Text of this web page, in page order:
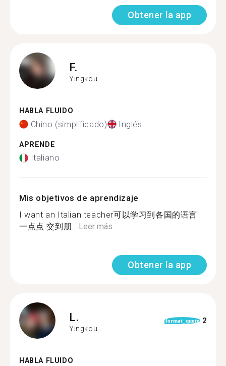
Obtener la app
F.
Yingkou
HABLA FLUIDO
Chino (simplificado) Inglés
APRENDE
Italiano
Mis objetivos de aprendizaje
I want an Italian teacher可以学习到各国的语言
一点点.交到朋...Leer más
Obtener la app
L.
Yingkou
format_quote 2
HABLA FLUIDO